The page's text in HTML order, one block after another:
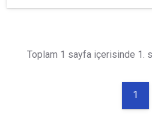
Toplam 1 sayfa içerisinde 1.
1